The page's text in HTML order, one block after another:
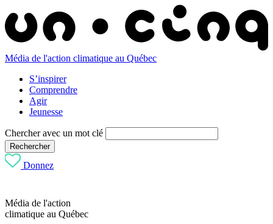
Média de l'action climatique au Québec
S’inspirer
Comprendre
Agir
Jeunesse
Chercher avec un mot clé
Rechercher
Donnez
Média de l'action
climatique au Québec